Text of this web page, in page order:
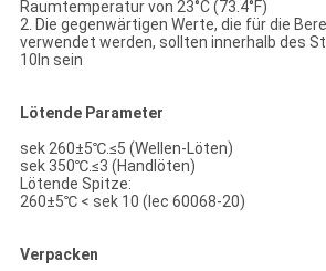
Raumtemperatur von 23°C (73.4°F)
2. Die gegenwärtigen Werte, die für die
verwendet werden, sollten innerhalb des
10In sein
Lötende Parameter
sek 260±5℃.≤5 (Wellen-Löten)
sek 350℃.≤3 (Handlöten)
Lötende Spitze:
260±5℃ < sek 10 (Iec 60068-20)
Verpacken